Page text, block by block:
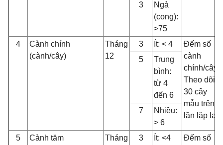
3
Ngả
(cong):
>75
4
Cành chính
(cành/cây)
Tháng
12
3 Ít: < 4
Đếm số
cành
chính/cây.
Theo dõi
30 cây
mẫu trên 3
lần lặp lại
5
Trung
bình:
từ 4
đến 6
7
Nhiều:
> 6
5
Cành tăm
Tháng
3 Ít: <4
Đếm số